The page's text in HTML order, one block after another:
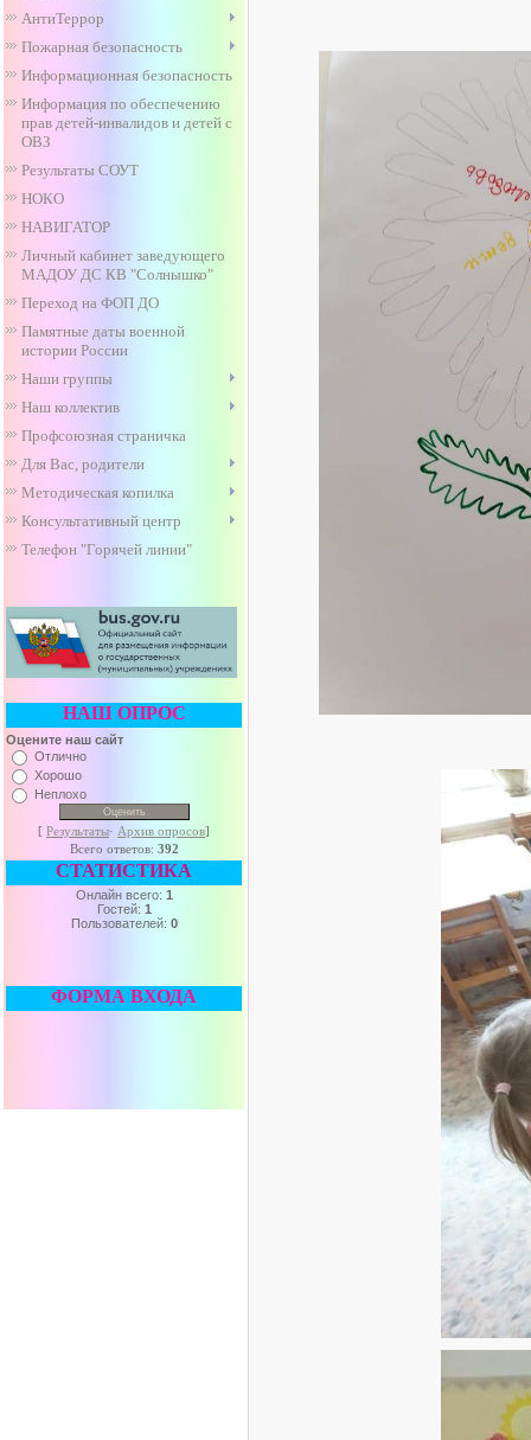
АнтиТеррор
Пожарная безопасность
Информационная безопасность
Информация по обеспечению
прав детей-инвалидов и детей с
ОВЗ
Результаты СОУТ
НОКО
НАВИГАТОР
Личный кабинет заведующего
МАДОУ ДС КВ "Солнышко"
Переход на ФОП ДО
Памятные даты военной
истории России
Наши группы
Наш коллектив
Профсоюзная страничка
Для Вас, родители
Методическая копилка
Консультативный центр
Телефон "Горячей линии"
НАШ ОПРОС
Оцените наш сайт
Отлично
Хорошо
Неплохо
[ Результаты· Архив опросов]
Всего ответов: 392
СТАТИСТИКА
Онлайн всего: 1
Гостей: 1
Пользователей: 0
ФОРМА ВХОДА